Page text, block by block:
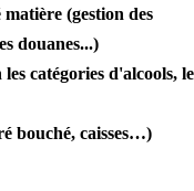
(gestion des
douanes...)
catégories d'alcools,
bouché, caisses…)